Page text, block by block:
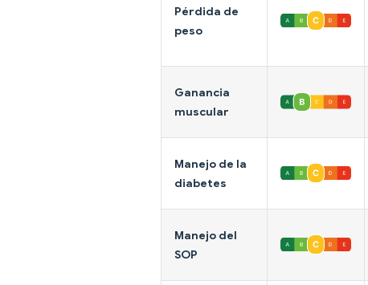
Pérdida de
peso
Ganancia
muscular
Manejo de la
diabetes
Manejo del
SOP